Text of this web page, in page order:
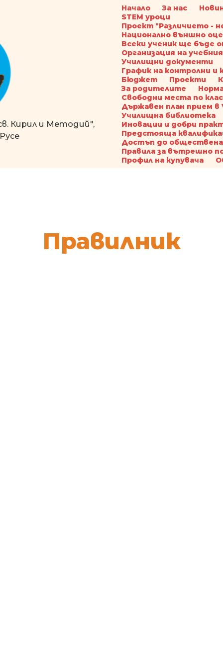
Кирил и Методий",
Начало За нас
STEM уроци
Проект "Различието -
Национално външно
Всеки ученик ще бъде
Организация на
Училищни документи
График на контролни и
Бюджет
Проекти
За родителите
Свободни места по
Държавен план прием в
Училищна библиотека
Иновации и добри
Предстояща
Достъп до
Правила за вътрешно
Профил на купувача
Правилник